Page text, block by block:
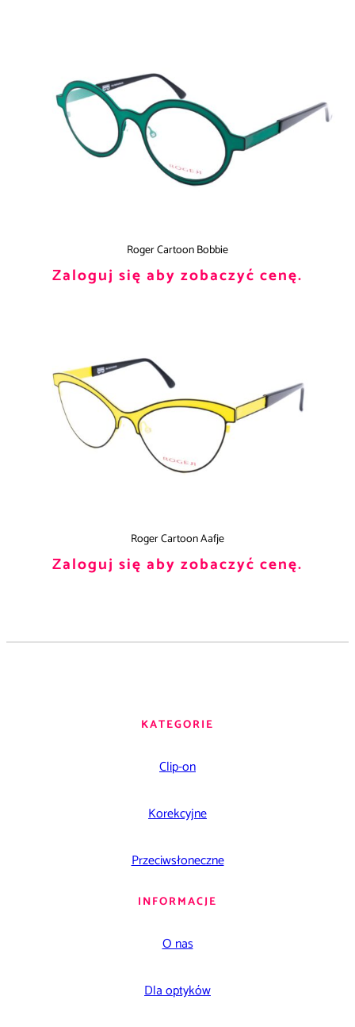
Roger Cartoon Bobbie
Zaloguj się aby zobaczyć cenę.
Roger Cartoon Aafje
Zaloguj się aby zobaczyć cenę.
KATEGORIE
Clip-on
Korekcyjne
Przeciwsłoneczne
INFORMACJE
O nas
Dla optyków